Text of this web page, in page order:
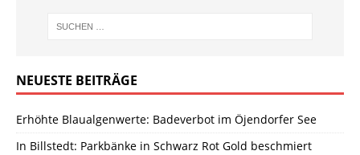
NEUESTE BEITRÄGE
Erhöhte Blaualgenwerte: Badeverbot im Öjendorfer See
In Billstedt: Parkbänke in Schwarz Rot Gold beschmiert